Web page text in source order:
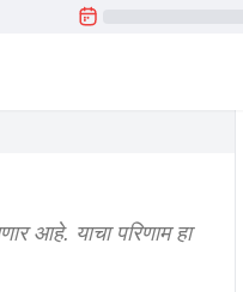
आहे. याचा परिणाम हा